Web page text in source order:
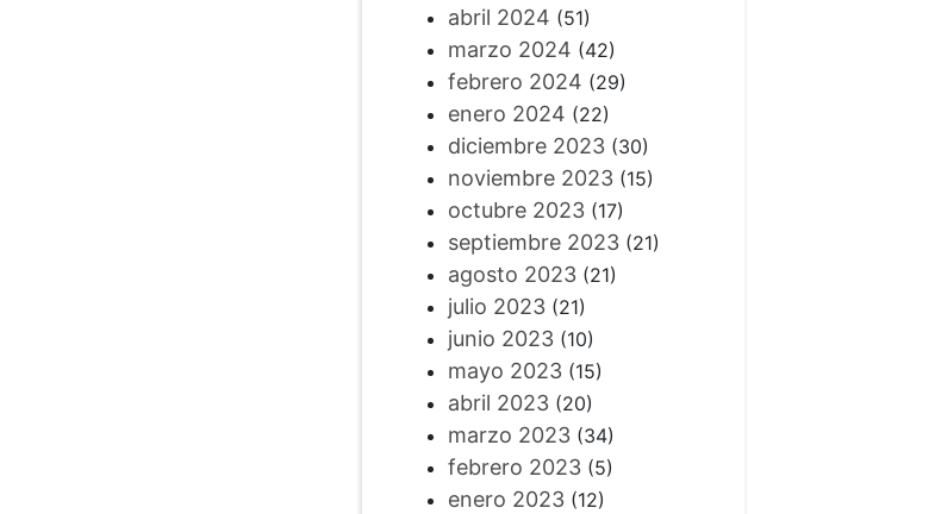
abril 2024 (51)
marzo 2024 (42)
febrero 2024 (29)
enero 2024 (22)
diciembre 2023(30)
noviembre 2023(15)
octubre 2023(17)
septiembre 2023(21)
agosto 2023(21)
julio 2023(21)
junio 2023(10)
mayo 2023(15)
abril 2023(20)
marzo 2023(34)
febrero 2023(5)
enero 2023(12)